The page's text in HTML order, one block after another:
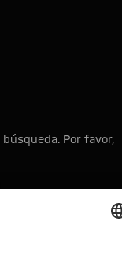
Por favor,